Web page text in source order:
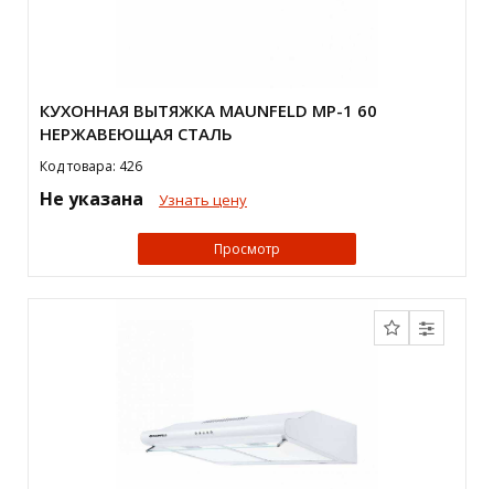
КУХОННАЯ ВЫТЯЖКА MAUNFELD MP-1 60
НЕРЖАВЕЮЩАЯ СТАЛЬ
Код товара: 426
Не указана Узнать цену
Просмотр